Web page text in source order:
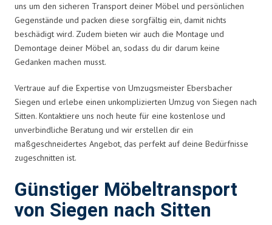
uns um den sicheren Transport deiner Möbel und persönlichen
Gegenstände und packen diese sorgfältig ein, damit nichts
beschädigt wird. Zudem bieten wir auch die Montage und
Demontage deiner Möbel an, sodass du dir darum keine
Gedanken machen musst.
Vertraue auf die Expertise von Umzugsmeister Ebersbacher
Siegen und erlebe einen unkomplizierten Umzug von Siegen nach
Sitten. Kontaktiere uns noch heute für eine kostenlose und
unverbindliche Beratung und wir erstellen dir ein
maßgeschneidertes Angebot, das perfekt auf deine Bedürfnisse
zugeschnitten ist.
Günstiger Möbeltransport
von Siegen nach Sitten